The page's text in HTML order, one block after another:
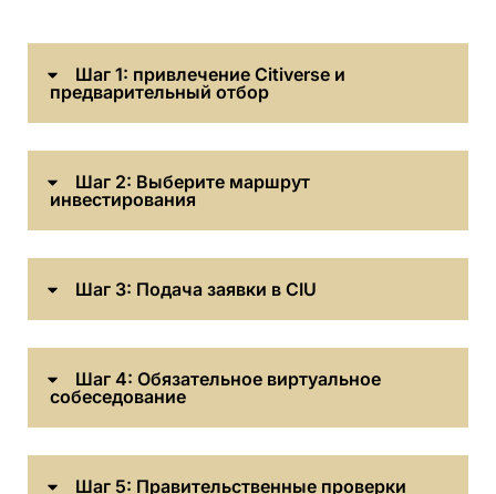
Шаг 1: привлечение Citiverse и
предварительный отбор
Шаг 2: Выберите маршрут
инвестирования
Шаг 3: Подача заявки в CIU
Шаг 4: Обязательное виртуальное
собеседование
Шаг 5: Правительственные проверки